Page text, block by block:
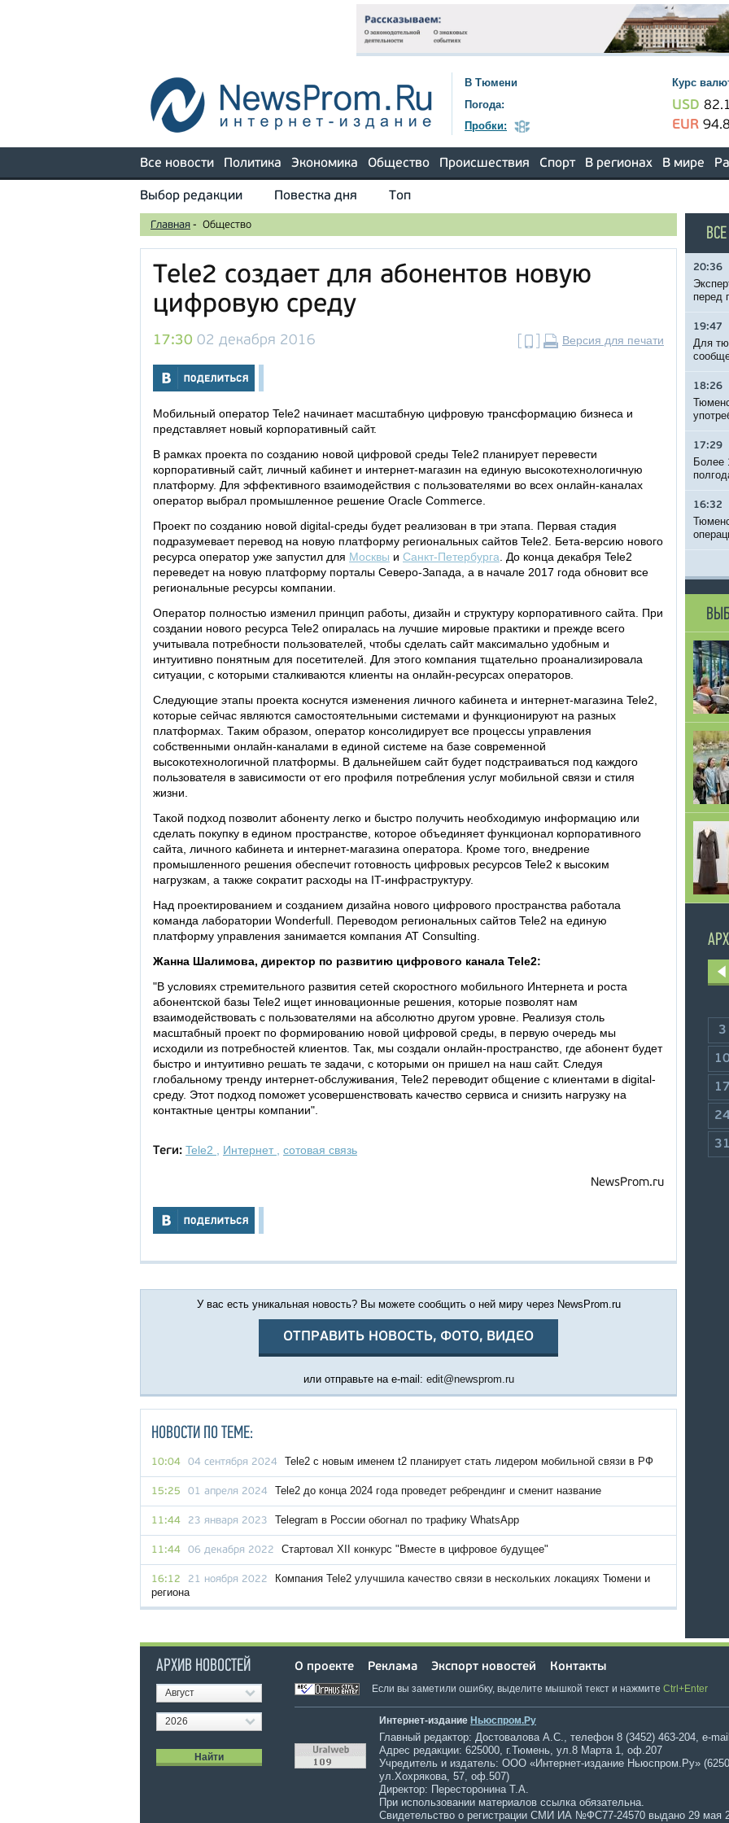
В Тюмени
Погода:
Пробки:
Курс
USD
EUR
Все новости Политика Экономика Общество Происшествия Спорт В регионах В мире
Выбор редакции Повестка дня Топ
Главная - Общество
Tele2 создает для абонентов новую
цифровую среду
17:30 02 декабря 2016 Версия для печати
Мобильный оператор Tele2 начинает масштабную цифровую трансформацию бизнеса и
представляет новый корпоративный сайт.
В рамках проекта по созданию новой цифровой среды Tele2 планирует перевести
корпоративный сайт, личный кабинет и интернет-магазин на единую высокотехнологичную
платформу. Для эффективного взаимодействия с пользователями во всех онлайн-каналах
оператор выбрал промышленное решение Oracle Commerce.
Проект по созданию новой digital-среды будет реализован в три этапа. Первая стадия
подразумевает перевод на новую платформу региональных сайтов Tele2. Бета-версию нового
ресурса оператор уже запустил для Москвы и Санкт-Петербурга . До конца декабря Tele2
переведет на новую платформу порталы Северо-Запада, а в начале 2017 года обновит все
региональные ресурсы компании.
Оператор полностью изменил принцип работы, дизайн и структуру корпоративного сайта. При
создании нового ресурса Tele2 опиралась на лучшие мировые практики и прежде всего
учитывала потребности пользователей, чтобы сделать сайт максимально удобным и
интуитивно понятным для посетителей. Для этого компания тщательно проанализировала
ситуации, с которыми сталкиваются клиенты на онлайн-ресурсах операторов.
Следующие этапы проекта коснутся изменения личного кабинета и интернет-магазина Tele2,
которые сейчас являются самостоятельными системами и функционируют на разных
платформах. Таким образом, оператор консолидирует все процессы управления
собственными онлайн-каналами в единой системе на базе современной
высокотехнологичной платформы. В дальнейшем сайт будет подстраиваться под каждого
пользователя в зависимости от его профиля потребления услуг мобильной связи и стиля
жизни.
Такой подход позволит абоненту легко и быстро получить необходимую информацию или
сделать покупку в едином пространстве, которое объединяет функционал корпоративного
сайта, личного кабинета и интернет-магазина оператора. Кроме того, внедрение
промышленного решения обеспечит готовность цифровых ресурсов Tele2 к высоким
нагрузкам, а также сократит расходы на IT-инфраструктуру.
Над проектированием и созданием дизайна нового цифрового пространства работала
команда лаборатории Wonderfull. Переводом региональных сайтов Tele2 на единую
платформу управления занимается компания AT Consulting.
Жанна Шалимова, директор по развитию цифрового канала Tele2:
"В условиях стремительного развития сетей скоростного мобильного Интернета и роста
абонентской базы Tele2 ищет инновационные решения, которые позволят нам
взаимодействовать с пользователями на абсолютно другом уровне. Реализуя столь
масштабный проект по формированию новой цифровой среды, в первую очередь мы
исходили из потребностей клиентов. Так, мы создали онлайн-пространство, где абонент будет
быстро и интуитивно решать те задачи, с которыми он пришел на наш сайт. Следуя
глобальному тренду интернет-обслуживания, Tele2 переводит общение с клиентами в digital-
среду. Этот подход поможет усовершенствовать качество сервиса и снизить нагрузку на
контактные центры компании".
Теги: Tele2 Интернет сотовая связь
NewsProm.ru
У вас есть уникальная новость? Вы можете сообщить о ней миру через NewsProm.ru
ОТПРАВИТЬ НОВОСТЬ, ФОТО, ВИДЕО
или отправьте на e-mail: edit@newsprom.ru
НОВОСТИ ПО ТЕМЕ:
10:04 04 сентября 2024 Tele2 с новым именем t2 планирует стать лидером мобильной связи в РФ
15:25 01 апреля 2024 Tele2 до конца 2024 года проведет ребрендинг и сменит название
11:44 23 января 2023 Telegram в России обогнал по трафику WhatsApp
11:44 06 декабря 2022 Стартовал XII конкурс "Вместе в цифровое будущее"
16:12 21 ноября 2022
Компания Tele2 улучшила качество связи в нескольких локациях Тюмени и
региона
20:36
перед
19:47
Для
18:26
17:29
Более
16:32
3
17
31
АРХИВ НОВОСТЕЙ
Август
2026
О проекте Реклама Экспорт новостей Контакты
Если вы заметили ошибку, выделите мышкой текст и нажмите Ctrl+Enter
Интернет-издание Ньюспром.Ру
Главный редактор: Достовалова А.С., телефон 8 (3452) 463-204, e-
Адрес редакции: 625000, г.Тюмень, ул.8 Марта 1, оф.207
Учредитель и издатель: ООО «Интернет-издание Ньюспром.Ру»
ул.Хохрякова, 57, оф.507)
Директор: Пересторонина Т.А.
При использовании материалов ссылка обязательна.
Свидетельство о регистрации СМИ ИА №ФС77-24570 выдано 29 мая